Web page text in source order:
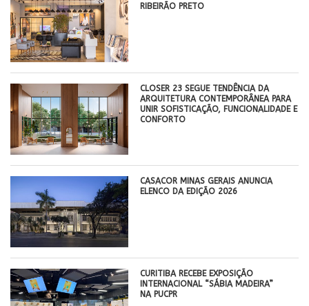
RIBEIRÃO PRETO
CLOSER 23 SEGUE TENDÊNCIA DA
ARQUITETURA CONTEMPORÂNEA PARA
UNIR SOFISTICAÇÃO, FUNCIONALIDADE E
CONFORTO
CASACOR MINAS GERAIS ANUNCIA
ELENCO DA EDIÇÃO 2026
CURITIBA RECEBE EXPOSIÇÃO
INTERNACIONAL “SÁBIA MADEIRA”
NA PUCPR